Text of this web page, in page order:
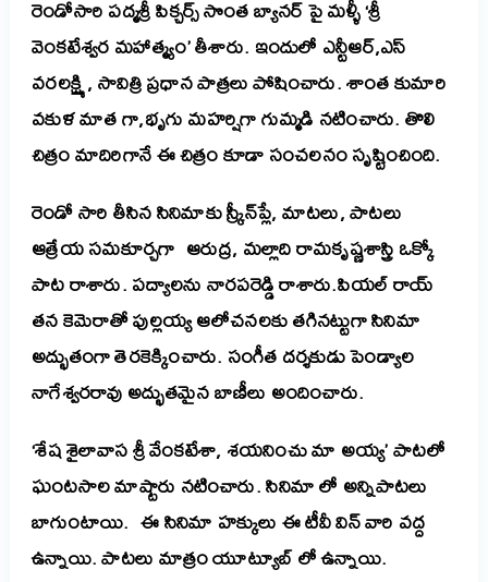
రెండోసారి పద్మశ్రీ పిక్చర్స్ సొంత బ్యానర్ పై మళ్ళీ ‘శ్రీ
వెంకటేశ్వర మహాత్మ్యం’ తీశారు. ఇందులో ఎన్టీఆర్,ఎస్
వరలక్ష్మి , సావిత్రి ప్రధాన పాత్రలు పోషించారు. శాంత కుమారి
వకుళ మాత గా,భృగు మహర్షిగా గుమ్మడి నటించారు. తొలి
చిత్రం మాదిరిగానే ఈ చిత్రం కూడా సంచలనం సృష్టించింది.
రెండో సారి తీసిన సినిమాకు స్క్రీన్‌ప్లే, మాటలు, పాటలు
ఆత్రేయ సమకూర్చగా ఆరుద్ర, మల్లాది రామకృష్ణశాస్త్రి ఒక్కో
పాట రాశారు. పద్యాలను నారపరెడ్డి రాశారు.పియల్ రాయ్
తన కెమెరాతో పుల్లయ్య ఆలోచనలకుతగినట్టుగా సినిమా
అద్భుతంగా తెరకెక్కించారు. సంగీత దర్శకుడు పెండ్యాల
నాగేశ్వరరావు అద్భుతమైన బాణీలు అందించారు.
‘శేష శైలావాస శ్రీ వేంకటేశా, శయనించు మా అయ్య’ పాటలో
ఘంటసాల మాష్టారు నటించారు. సినిమా లో అన్నిపాటలు
బాగుంటాయి. ఈ సినిమా హక్కులు ఈ టీవీ విన్ వారి వద్ద
ఉన్నాయి. పాటలు మాత్రం యూట్యూబ్ లో ఉన్నాయి.